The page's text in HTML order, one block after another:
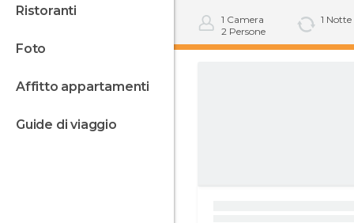
ristoranti
foto
affitto appartamenti
guide di viaggio
1 Camera
2 Persone
1 Notte